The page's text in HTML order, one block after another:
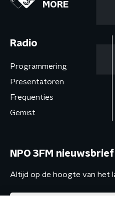
MORE
Radio
Programmering
Presentatoren
Frequenties
Gemist
NPO 3FM nieuwsbrief
Altijd op de hoogte van het